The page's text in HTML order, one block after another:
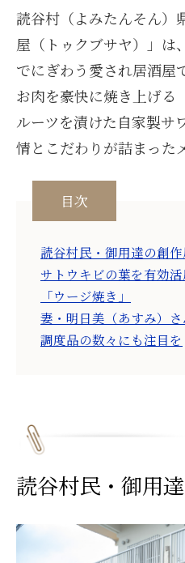
読谷村（よみたんそん）
屋（トゥクブサヤ）」は
でにぎわう愛され居酒屋
お肉を豪快に焼き上げる
ルーツを漬けた自家製サ
情とこだわりが詰まった
目次
読谷村民・御用達の創
サトウキビの葉を有効活
「ウージ焼き」
妻・明日美（あすみ）
調度品の数々にも注目を
読谷村民・御用